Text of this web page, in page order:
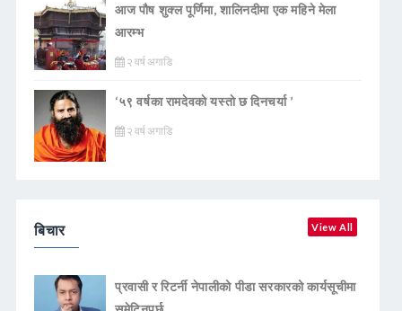
आज पौष शुक्ल पूर्णिमा, शालिनदीमा एक महिने मेला
आरम्भ
२ वर्ष अगाडि
‘५९ वर्षका रामदेवकाे यस्ताे छ दिनचर्या ’
२ वर्ष अगाडि
बिचार View All
प्रवासी र रिटर्नी नेपालीको पीडा सरकारको कार्यसूचीमा